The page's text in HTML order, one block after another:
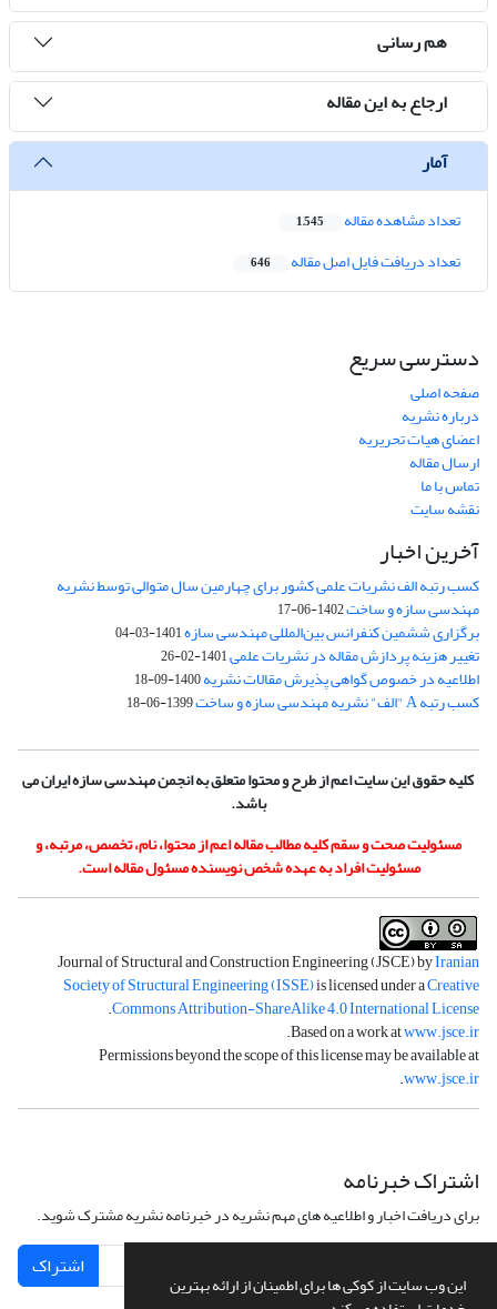
این وب سایت از کوکی ها برای اطمینان از ارائه بهترین
هم رسانی
ارجاع به این مقاله
آمار
تعداد مشاهده مقاله 1,545
تعداد دریافت فایل اصل مقاله 646
دسترسی سریع
صفحه اصلی
درباره نشریه
اعضای هیات تحریریه
ارسال مقاله
تماس با ما
نقشه سایت
آخرین اخبار
کسب رتبه الف نشریات علمی کشور برای چهارمین سال متوالی توسط نشریه
مهندسی سازه و ساخت1402-06-17
برگزاری ششمین کنفرانس بین‌المللی مهندسی سازه1401-03-04
تغییر هزینه پردازش مقاله در نشریات علمی1401-02-26
اطلاعیه در خصوص گواهی پذیرش مقالات نشریه1400-09-18
کسب رتبه A "الف" نشریه مهندسی سازه و ساخت 1399-06-18
کلیه حقوق این سایت اعم از طرح و محتوا متعلق به انجمن مهندسی سازه ایران می
باشد.
مسئولیت صحت و سقم کلیه مطالب مقاله اعم از محتوا، نام، تخصص، مرتبه، و
مسئولیت افراد به عهده شخص نویسنده مسئول مقاله است.
Journal of Structural and Construction Engineering (JSCE) byIranian
Society of Structural Engineering (ISSE)is licensed under aCreative
Commons Attribution-ShareAlike 4.0 International License
.
Based on a work atwww.jsce.ir
.
Permissions beyond the scope of this license may be available at
www.jsce.ir
.
اشتراک خبرنامه
برای دریافت اخبار و اطلاعیه های مهم نشریه در خبرنامه نشریه مشترک شوید.
اشتراک